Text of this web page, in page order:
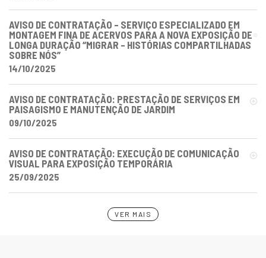
AVISO DE CONTRATAÇÃO – SERVIÇO ESPECIALIZADO EM
MONTAGEM FINA DE ACERVOS PARA A NOVA EXPOSIÇÃO DE
LONGA DURAÇÃO “MIGRAR – HISTÓRIAS COMPARTILHADAS
SOBRE NÓS”
14/10/2025
AVISO DE CONTRATAÇÃO: PRESTAÇÃO DE SERVIÇOS EM
PAISAGISMO E MANUTENÇÃO DE JARDIM
09/10/2025
AVISO DE CONTRATAÇÃO: EXECUÇÃO DE COMUNICAÇÃO
VISUAL PARA EXPOSIÇÃO TEMPORÁRIA
25/09/2025
VER MAIS